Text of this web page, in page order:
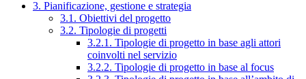
3. Pianificazione, gestione e strategia
3.1. Obiettivi del progetto
3.2. Tipologie di progetti
3.2.1. Tipologie di progetto in base agli attori
coinvolti nel servizio
3.2.2. Tipologie di progetto in base al focus